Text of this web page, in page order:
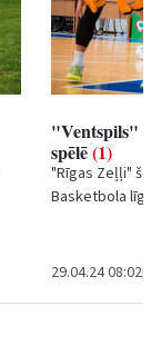
"Ventspils"
spēlē(1)
"Rīgas Zeļļi"
Basketbola
29.04.24 08:02|